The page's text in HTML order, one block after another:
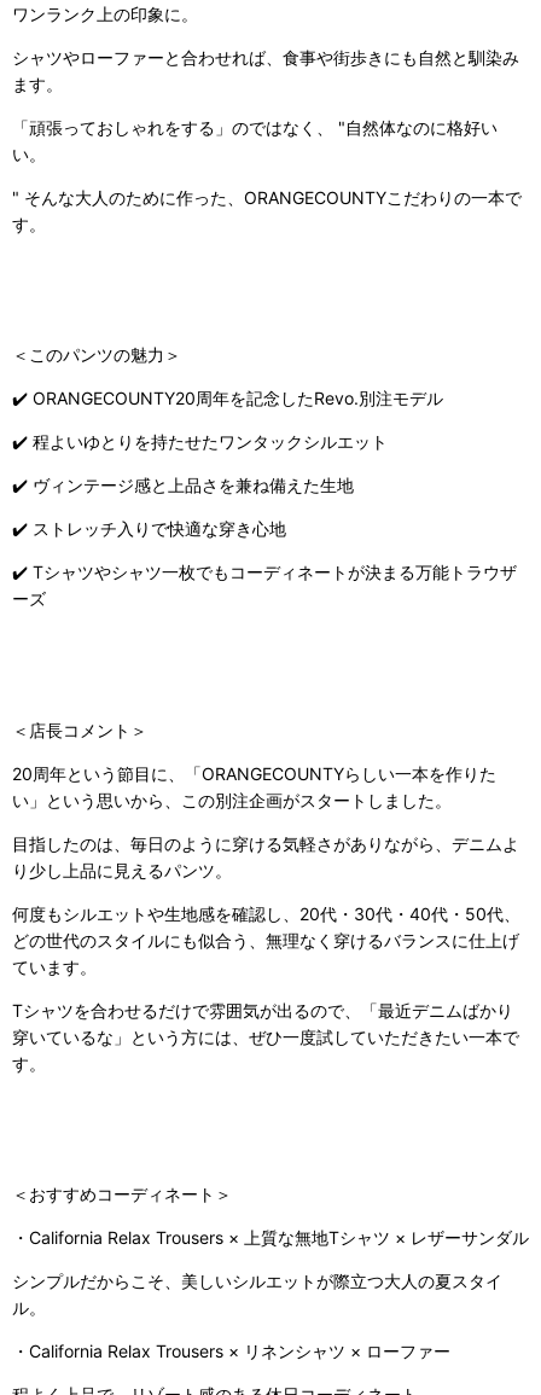
ワンランク上の印象に。
シャツやローファーと合わせれば、食事や街歩きにも自然と馴染み
ます。
「頑張っておしゃれをする」のではなく、 "自然体なのに格好い
い。
" そんな大人のために作った、ORANGECOUNTYこだわりの一本で
す。
＜このパンツの魅力＞
✔️ ORANGECOUNTY20周年を記念したRevo.別注モデル
✔️ 程よいゆとりを持たせたワンタックシルエット
✔️ ヴィンテージ感と上品さを兼ね備えた生地
✔️ ストレッチ入りで快適な穿き心地
✔️ Tシャツやシャツ一枚でもコーディネートが決まる万能トラウザ
ーズ
＜店長コメント＞
20周年という節目に、「ORANGECOUNTYらしい一本を作りた
い」という思いから、この別注企画がスタートしました。
目指したのは、毎日のように穿ける気軽さがありながら、デニムよ
り少し上品に見えるパンツ。
何度もシルエットや生地感を確認し、20代・30代・40代・50代、
どの世代のスタイルにも似合う、無理なく穿けるバランスに仕上げ
ています。
Tシャツを合わせるだけで雰囲気が出るので、「最近デニムばかり
穿いているな」という方には、ぜひ一度試していただきたい一本で
す。
＜おすすめコーディネート＞
・California Relax Trousers × 上質な無地Tシャツ × レザーサンダル
シンプルだからこそ、美しいシルエットが際立つ大人の夏スタイ
ル。
・California Relax Trousers × リネンシャツ × ローファー